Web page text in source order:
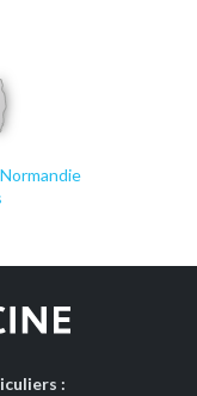
: